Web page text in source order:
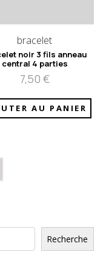
bracelet
noir 3 fils anneau
central 4 parties
7,50 €
AU PANIER
Recherche